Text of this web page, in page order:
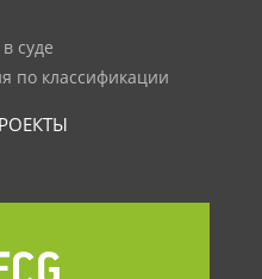
суде
по классификации